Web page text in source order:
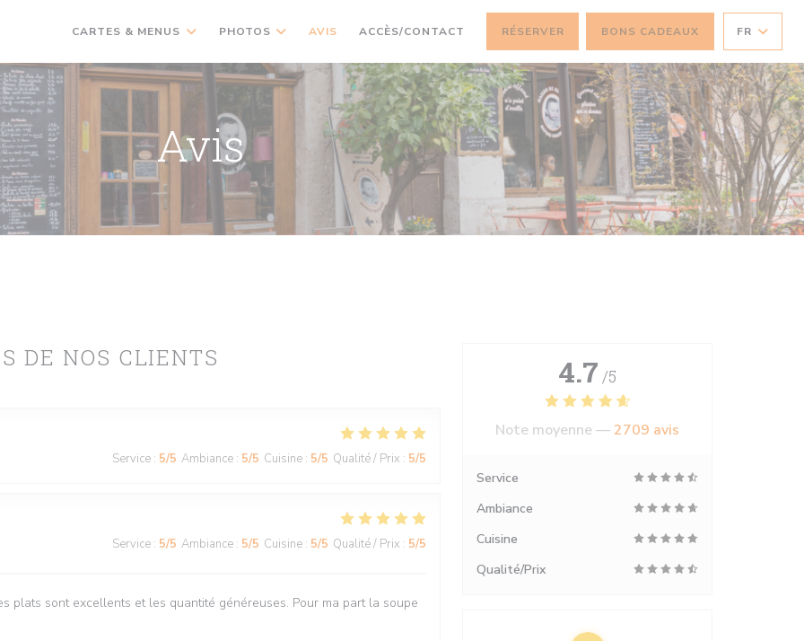
CARTES & MENUS PHOTOS AVIS ACCÈS/CONTACT RÉSERVER BONS CADEAUX FR
Avis
DE NOS CLIENTS
Service : 5/5 Ambiance : 5/5 Cuisine : 5/5 Qualité / Prix : 5/5
Service : 5/5 Ambiance : 5/5 Cuisine : 5/5 Qualité / Prix : 5/5
plats sont excellents et les quantité généreuses. Pour ma part la soupe
4.7 /5
Note moyenne —2709 avis
Service
Ambiance
Cuisine
Qualité/Prix